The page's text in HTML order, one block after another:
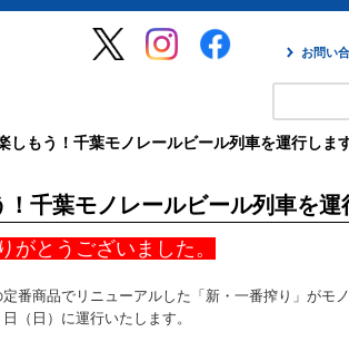
お問い
しもう！千葉モノレールビール列車を運行しま
！千葉モノレールビール列車を
がとうございました。
番商品でリニューアルした「新・一番搾り 」がモ
（日 ）に運行いたします。